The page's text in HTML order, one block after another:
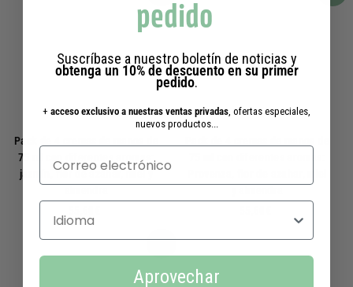
Pack de 4 cremas de manos de
75 ml con diferentes aromas:
jazmín, flor de azahar, miel y
,
6
,
6
pedido
Suscríbase a nuestro boletín de noticias y
obtenga un 10% de descuento en su primer
pedido.
+ acceso exclusivo a nuestras ventas privadas, ofertas especiales,
nuevos productos...
Selecciona un idioma
Aprovechar